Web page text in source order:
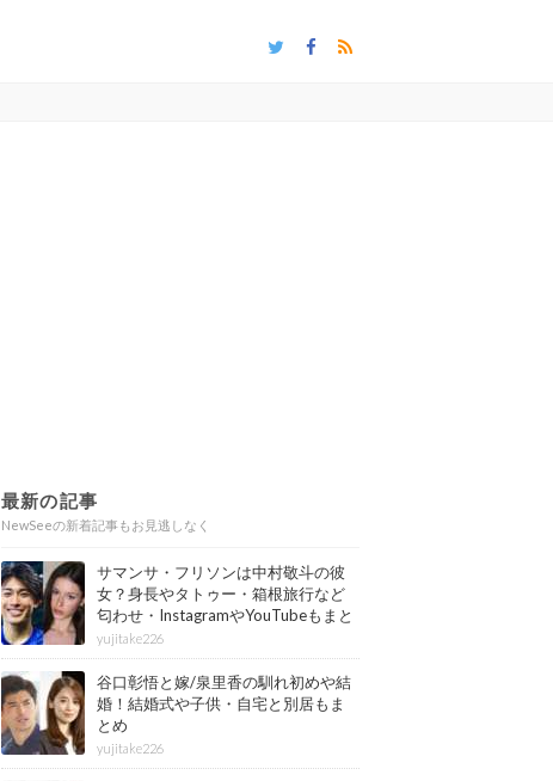
最新の記事
NewSeeの新着記事もお見逃しなく
サマンサ・フリソンは中村敬斗の彼
女？身長やタトゥー・箱根旅行など
匂わせ・InstagramやYouTubeもまと
め
yujitake226
谷口彰悟と嫁/泉里香の馴れ初めや結
婚！結婚式や子供・自宅と別居もま
とめ
yujitake226